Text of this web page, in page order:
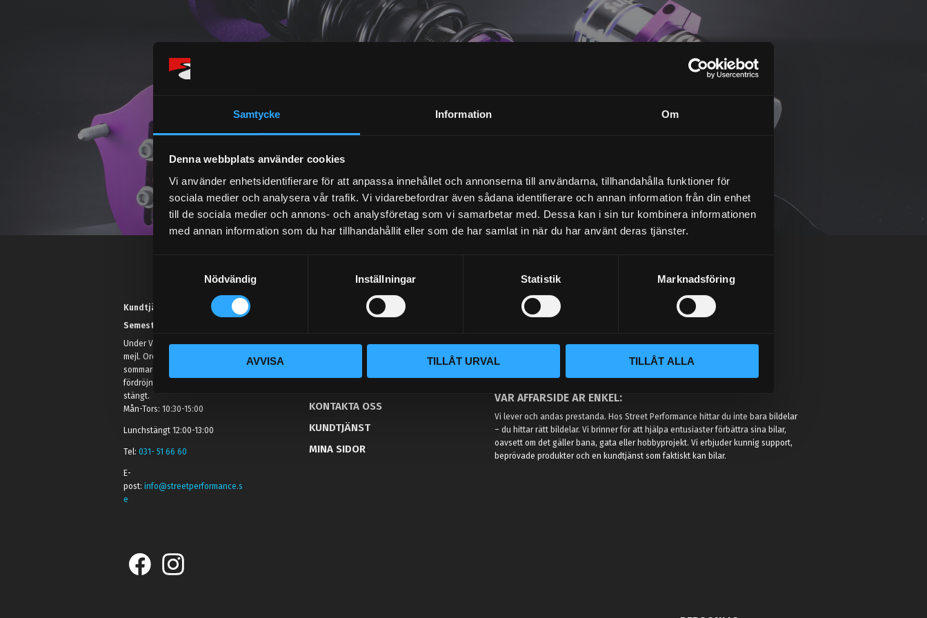
Samtycke Information Om
Denna webbplats använder cookies
Vi använder enhetsidentifierare för att anpassa innehållet och annonserna till användarna, tillhandahålla funktioner för
sociala medier och analysera vår trafik. Vi vidarebefordrar även sådana identifierare och annan information från din enhet
till de sociala medier och annons- och analysföretag som vi samarbetar med. Dessa kan i sin tur kombinera informationen
med annan information som du har tillhandahållit eller som de har samlat in när du har använt deras tjänster.
t
y
c
k
v
a
Nödvändig Inställningar Statistik Marknadsföring
AVVISA TILLÅT URVAL TILLÅT ALLA
Dina personuppgifter behandlas i enlighet med vår
Kundtjänst telefon:
Semestertider.
Under V.27 - V.33 nås vi enbart på
mejl. Ordrar skickas under
sommaren men med viss
fördröjning. 2/7 -9/7 är det helt
stängt.
Mån-Tors: 10:30-15:00
Lunchstängt 12:00-13:00
Tel:031- 51 66 60
E-
post:info@streetperformance.s
e
KONTAKTA OSS
KUNDTJÄNST
MINA SIDOR
VÅR AFFÄRSIDÉ ÄR ENKEL:
Vi lever och andas prestanda. Hos Street Performance hittar du inte bara bildelar
– du hittar rätt bildelar. Vi brinner för att hjälpa entusiaster förbättra sina bilar,
oavsett om det gäller bana, gata eller hobbyprojekt. Vi erbjuder kunnig support,
beprövade produkter och en kundtjänst som faktiskt kan bilar.